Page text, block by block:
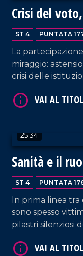
Crisi del
rischio
ST 4 PUNTATA
La
miraggio:
crisi delle
maggioranza dei
25:34
Sanità e il
infermieri
ST 4 PUNTATA
In prima linea
sono spesso
pilastri silenziosi
rilancio della
VAI AL TITOLO